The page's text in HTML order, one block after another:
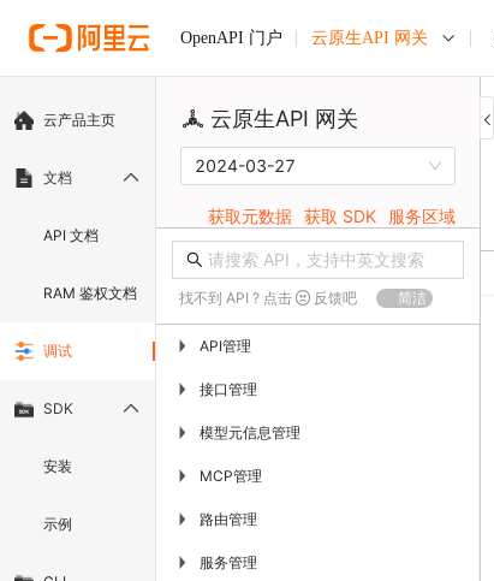
OpenAPI 门户 云原生API 网关
云产品主页
文档
API 文档
RAM 鉴权文档
调试
SDK
安装
示例
云原生API 网关
2024-03-27
获取元数据 获取 SDK 服务区域
找不到 API ? 点击 反馈吧 简洁
▶ API管理
▶ 接口管理
▶ 模型元信息管理
▶ MCP管理
▶ 路由管理
▶ 服务管理